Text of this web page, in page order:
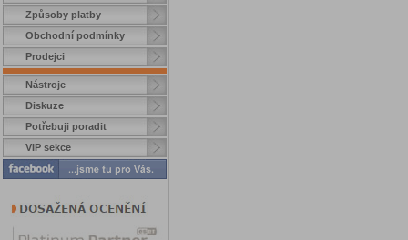
Způsoby platby
Obchodní podmínky
Prodejci
Nástroje
Diskuze
Potřebuji poradit
VIP sekce